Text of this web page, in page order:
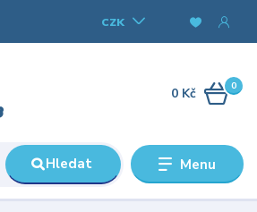
Menu
CZK
Hledat
0
0 Kč